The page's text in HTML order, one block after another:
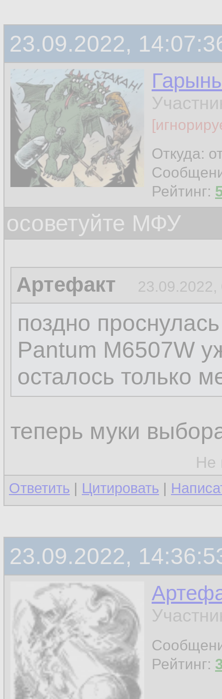
23.09.2022,
Откуда:
Рейтинг:
осоветуйте МФУ
Артефакт 23.09.2022,
поздно
Pantum M6507W
осталось только
теперь муки
Не
Ответить | Цитировать |
23.09.2022,
Рейтинг: